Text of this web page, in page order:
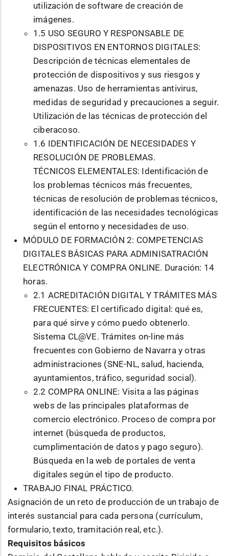
utilización de software de creación de
imágenes.
1.5 USO SEGURO Y RESPONSABLE DE
DISPOSITIVOS EN ENTORNOS DIGITALES:
Descripción de técnicas elementales de
protección de dispositivos y sus riesgos y
amenazas. Uso de herramientas antivirus,
medidas de seguridad y precauciones a seguir.
Utilización de las técnicas de protección del
ciberacoso.
1.6 IDENTIFICACIÓN DE NECESIDADES Y
RESOLUCIÓN DE PROBLEMAS.
TÉCNICOS ELEMENTALES: Identificación de
los problemas técnicos más frecuentes,
técnicas de resolución de problemas técnicos,
identificación de las necesidades tecnológicas
según el entorno y necesidades de uso.
MÓDULO DE FORMACIÓN 2: COMPETENCIAS
DIGITALES BÁSICAS PARA ADMINISATRACIÓN
ELECTRÓNICA Y COMPRA ONLINE. Duración: 14
horas.
2.1 ACREDITACIÓN DIGITAL Y TRÁMITES MÁS
FRECUENTES: El certificado digital: qué es,
para qué sirve y cómo puedo obtenerlo.
Sistema CL@VE. Trámites on-line más
frecuentes con Gobierno de Navarra y otras
administraciones (SNE-NL, salud, hacienda,
ayuntamientos, tráfico, seguridad social).
2.2 COMPRA ONLINE: Visita a las páginas
webs de las principales plataformas de
comercio electrónico. Proceso de compra por
internet (búsqueda de productos,
cumplimentación de datos y pago seguro).
Búsqueda en la web de portales de venta
digitales según el tipo de producto.
TRABAJO FINAL PRÁCTICO.
Asignación de un reto de producción de un trabajo de
interés sustancial para cada persona (currículum,
formulario, texto, tramitación real, etc.).
Requisitos básicos